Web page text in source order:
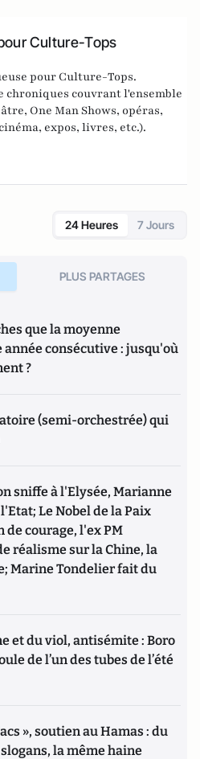
Culture-Tops
pour Culture-Tops.
chroniques couvrant l'ensemble
One Man Shows, opéras,
expos, livres, etc.).
24 Heures 7 Jours
PLUS PARTAGES
que la moyenne
consécutive : jusqu'où
?
(semi-orchestrée) qui
sniffe à l'Elysée, Marianne
Le Nobel de la Paix
de courage, l'ex PM
réalisme sur la Chine, la
Marine Tondelier fait du
et du viol, antisémite : Boro
de l’un des tubes de l’été
», soutien au Hamas : du
la même haine